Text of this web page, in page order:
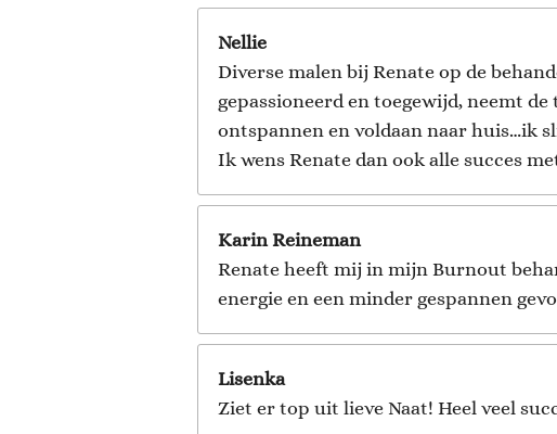
Nellie
Diverse malen bij Renate op de
gepassioneerd en toegewijd, neemt
ontspannen en voldaan naar huis…ik
Ik wens Renate dan ook alle succes
Karin Reineman
Renate heeft mij in mijn Burnout
energie en een minder gespannen
Lisenka
Ziet er top uit lieve Naat! Heel veel